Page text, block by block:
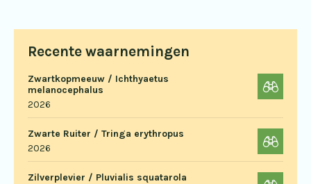
Recente waarnemingen
Zwartkopmeeuw / Ichthyaetus
melanocephalus
2026
Zwarte Ruiter / Tringa erythropus
2026
Zilverplevier / Pluvialis squatarola